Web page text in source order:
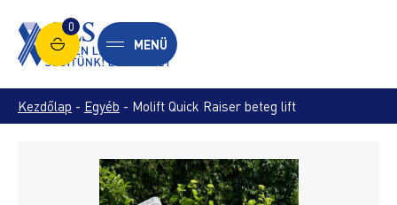
0
MENÜ
Kezdőlap - Egyéb - Molift Quick Raiser beteg lift